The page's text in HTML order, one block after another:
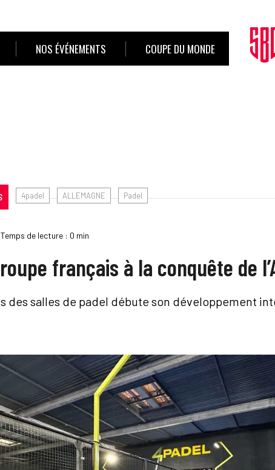
NOS ÉVÉNEMENTS COUPE DU MONDE
4padel ALLEMAGNE Padel
Temps de lecture : 0 min
français à la conquête de
des salles de padel débute son développement